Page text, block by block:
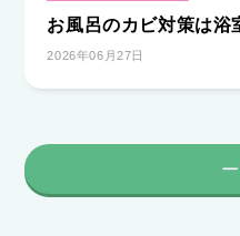
お風呂のカビ対策は
2026年06月27日